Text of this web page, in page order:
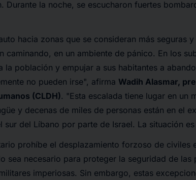
Durante la noche, se escucharon fuertes
hacia zonas que se consideran más seguras
caminando, en un ambiente de pánico. En los
población y empujar a sus habitantes a
no pueden irse", afirma Wadih Alasmar,
(CLDH). "Esta escalada tiene lugar en un
y decenas de miles de personas están en el
del Líbano por parte de Israel. La situación
prohíbe el desplazamiento forzoso de civiles
sea necesario para proteger la seguridad de las
imperiosas. Sin embargo, estas